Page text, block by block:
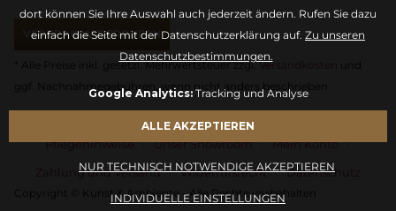
VERTRAG WIDERRUFEN
* Alle Preise inkl. gesetzl. Mehrwertsteuer zzgl.Versandkosten
und
ggf. Nachnahmegebühren, wenn nicht anders beschrieben
Pflegehinweise
Unser Showroom
Mein Konto
Zahlung und Versand
Widerrufsrecht Datenschutz
Copyright © Kunst & Ambiente - Alle Rechte vorbehalten
dort können Sie Ihre Auswahl auch jederzeit ändern. Rufen Sie dazu
einfach die Seite mit der Datenschutzerklärung auf. Zu unseren
Datenschutzbestimmungen.
Google Analytics:Tracking und Analyse
INDIVIDUELLE EINSTELLUNGEN
NUR TECHNISCH NOTWENDIGE AKZEPTIEREN
ALLE AKZEPTIEREN